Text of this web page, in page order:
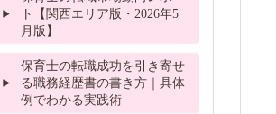
ト【関西エリア版・2026年5
月版】
保育士の転職成功を引き寄せ
る職務経歴書の書き方｜具体
例でわかる実践術